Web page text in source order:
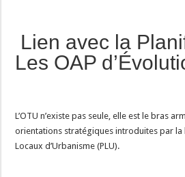
Lien avec la
Les OAP
L’OTU n’existe pas seule, elle est le bras
orientations stratégiques introduites par la
Locaux d’Urbanisme (PLU).